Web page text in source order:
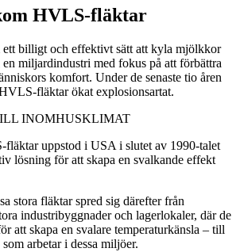
HVLS-fläktar
ett billigt och effektivt sätt att kyla mjölkkor
miljardindustri med fokus på att förbättra
komfort. Under de senaste tio åren
fläktar ökat explosionsartat.
INOMHUSKLIMAT
uppstod i USA i slutet av 1990-talet
lösning för att skapa en svalkande effekt
stora fläktar spred sig därefter från
industribyggnader och lagerlokaler, där de
att skapa en svalare temperaturkänsla – till
arbetar i dessa miljöer.